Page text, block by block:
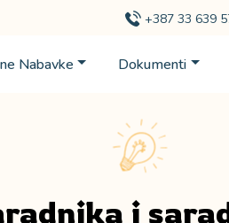
+387 33 639
Nabavke Dokumenti
i